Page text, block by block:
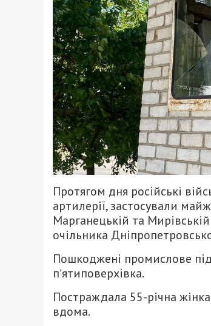
Протягом дня російські
артилерії, застосували
Марганецькій та
очільника
Пошкоджені промислове
пʼятиповерхівка.
Постраждала 55-річна
вдома.